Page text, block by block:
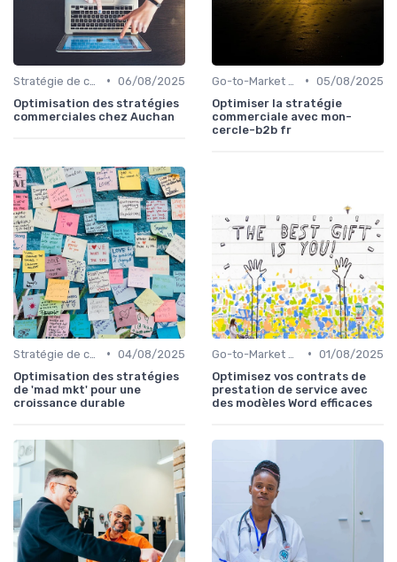
• 06/08/2025
Optimisation des stratégies
commerciales chez Auchan
• 05/08/2025
Optimiser la stratégie
commerciale avec mon-
cercle-b2b fr
• 04/08/2025
Optimisation des stratégies
de 'mad mkt' pour une
croissance durable
• 01/08/2025
Optimisez vos contrats de
prestation de service avec
des modèles Word efficaces